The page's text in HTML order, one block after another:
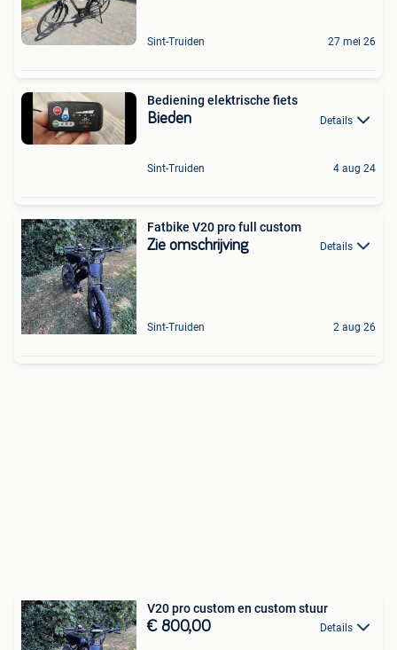
Sint-Truiden 27 mei 26
Bediening elektrische fiets
Bieden Details
Sint-Truiden 4 aug 24
Fatbike V20 pro full custom
Zie omschrijving Details
Sint-Truiden 2 aug 26
V20 pro custom en custom stuur
€ 800,00 Details